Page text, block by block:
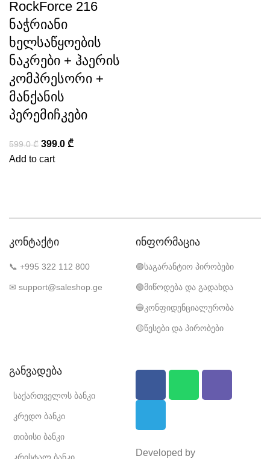
RockForce 216
ნაჭრიანი
ხელსაწყოების
ნაკრები + ჰაერის
კომპრესორი +
მანქანის
პერემიჩკები
599.0₾ 399.0 ₾
Add to cart
კონტაქტი
📞 +995 322 112 800
✉ support@saleshop.ge
ინფორმაცია
🟣საგარანტიო პირობები
🟢მიწოდება და გადახდა
🔵კონფიდენციალურობა
🟡წესები და პირობები
განვადება
საქართველოს ბანკი
კრედო ბანკი
თიბისი ბანკი
Developed by